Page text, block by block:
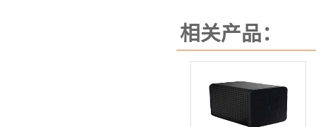
相关产品：